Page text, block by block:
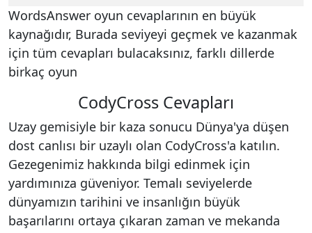
WordsAnswer oyun cevaplarının en büyük
kaynağıdır, Burada seviyeyi geçmek ve kazanmak
için tüm cevapları bulacaksınız, farklı dillerde
birkaç oyun
CodyCross Cevapları
Uzay gemisiyle bir kaza sonucu Dünya'ya düşen
dost canlısı bir uzaylı olan CodyCross'a katılın.
Gezegenimiz hakkında bilgi edinmek için
yardımınıza güveniyor. Temalı seviyelerde
dünyamızın tarihini ve insanlığın büyük
başarılarını ortaya çıkaran zaman ve mekanda